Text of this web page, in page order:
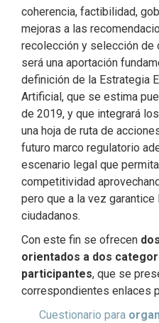
coherencia, factibilidad,
mejoras a las
recolección y selección
será una aportación
definición de la Estrategia
Artificial, que se estima
de 2019, y que integrará
una hoja de ruta de
futuro marco regulatorio
escenario legal que
competitividad
pero que a la vez
ciudadanos.
Con este fin se ofrecen
orientados a dos
participantes, que se
correspondientes enlaces
Cuestionario para